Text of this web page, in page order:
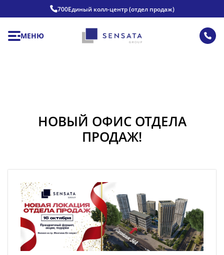
700Единый колл-центр (отдел продаж)
МЕНЮ
НОВЫЙ ОФИС ОТДЕЛА
ПРОДАЖ!